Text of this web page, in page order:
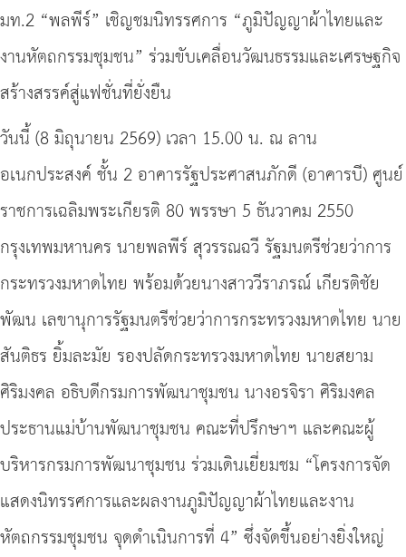
มท.2 “พลพีร์” เชิญชมนิทรรศการ “ภูมิปัญญาผ้าไทยและ
งานหัตถกรรมชุมชน” ร่วมขับเคลื่อนวัฒนธรรมและเศรษฐกิจ
สร้างสรรค์สู่แฟชั่นที่ยั่งยืน
วันนี้ (8 มิถุนายน 2569) เวลา 15.00 น. ณ ลาน
อเนกประสงค์ ชั้น 2 อาคารรัฐประศาสนภักดี (อาคารบี) ศูนย์
ราชการเฉลิมพระเกียรติ 80 พรรษา 5 ธันวาคม 2550
กรุงเทพมหานคร นายพลพีร์ สุวรรณฉวี รัฐมนตรีช่วยว่าการ
กระทรวงมหาดไทย พร้อมด้วยนางสาววีราภรณ์ เกียรติชัย
พัฒน เลขานุการรัฐมนตรีช่วยว่าการกระทรวงมหาดไทย นาย
สันติธร ยิ้มละมัย รองปลัดกระทรวงมหาดไทย นายสยาม
ศิริมงคล อธิบดีกรมการพัฒนาชุมชน นางอรจิรา ศิริมงคล
ประธานแม่บ้านพัฒนาชุมชน คณะที่ปรึกษาฯ และคณะผู้
บริหารกรมการพัฒนาชุมชน ร่วมเดินเยี่ยมชม “โครงการจัด
แสดงนิทรรศการและผลงานภูมิปัญญาผ้าไทยและงาน
หัตถกรรมชุมชน จุดดำเนินการที่ 4” ซึ่งจัดขึ้นอย่างยิ่งใหญ่